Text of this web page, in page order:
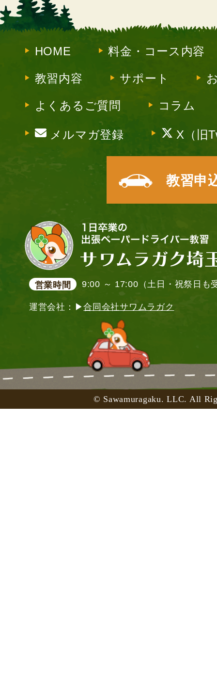
HOME 料金・コース内容
教習内容 サポート
よくあるご質問 コラム
メルマガ登録 X（旧
教習申
営業時間 9:00 ～ 17:00（土日・祝祭日も
運営会社：▶合同会社サワムラガク
© Sawamuragaku. LLC. All